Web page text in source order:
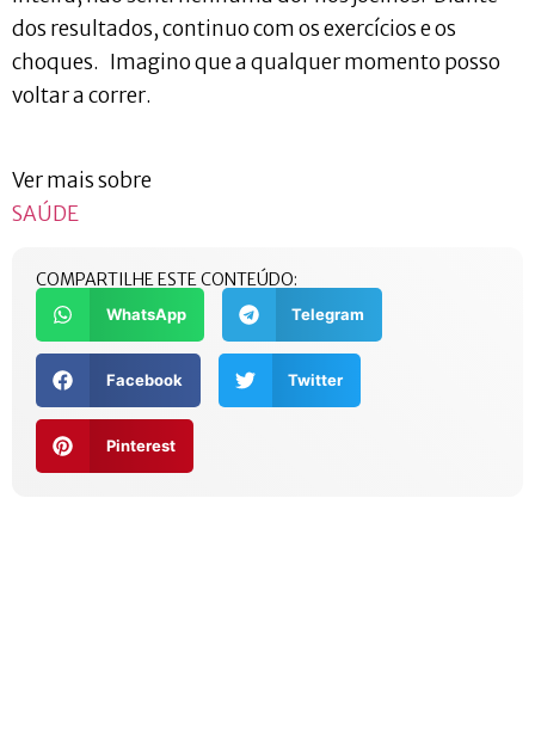
dos resultados, continuo com os exercícios e os
choques. Imagino que a qualquer momento posso
voltar a correr.
Ver mais sobre
SAÚDE
COMPARTILHE ESTE CONTEÚDO:
WhatsApp Telegram
Facebook Twitter
Pinterest